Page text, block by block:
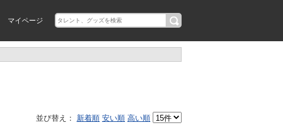
マイページ
並び替え： 新着順 安い順 高い順